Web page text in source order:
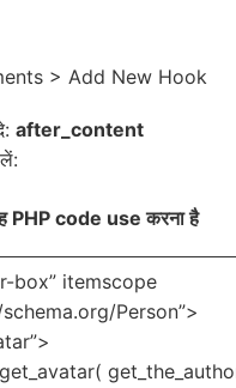
> Add New Hook
after_content
PHP code use करना है
box” itemscope
Person”>